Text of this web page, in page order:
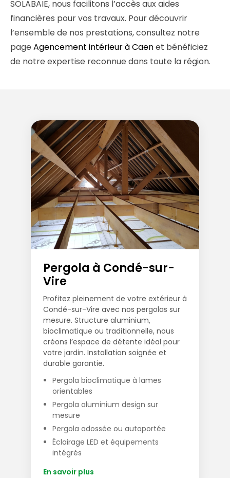
SOLABAIE, nous facilitons l’accès aux aides
financières pour vos travaux. Pour découvrir
l’ensemble de nos prestations, consultez notre
page Agencement intérieur à Caenet bénéficiez
de notre expertise reconnue dans toute la région.
Pergola à Condé-sur-
Vire
Profitez pleinement de votre extérieur à
Condé-sur-Vire avec nos pergolas sur
mesure. Structure aluminium,
bioclimatique ou traditionnelle, nous
créons l’espace de détente idéal pour
votre jardin. Installation soignée et
durable garantie.
Pergola bioclimatique à lames
orientables
Pergola aluminium design sur
mesure
Pergola adossée ou autoportée
Éclairage LED et équipements
intégrés
En savoir plus